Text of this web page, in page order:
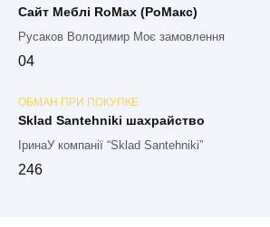
Сайт Меблі RoMax (РоМакс)
Русаков Володимир Моє замовлення
04
ОБМАН ПРИ ПОКУПКЕ
Sklad Santehniki шахрайство
ІринаУ компанії “Sklad Santehniki”
246